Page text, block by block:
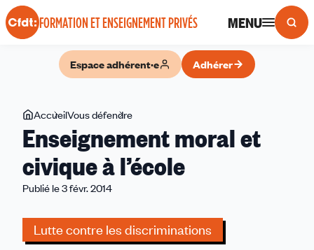
Panneau de gestion des cookies
FORMATION ET ENSEIGNEMENT PRIVÉS MENU
Espace adhérent·e Adhérer
Vous
êtes
ici
AccueilVous défendre
moral
et
civique
Enseignement moral et
civique à l’école
Publié le 3 févr. 2014
Lutte contre les discriminations